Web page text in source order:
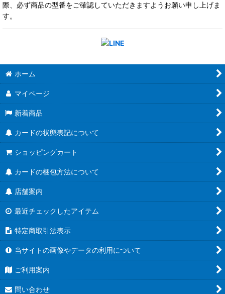
際、必ず商品の型番をご確認していただきますようお願い申し上げま
す。
ホーム
マイページ
新着商品
カードの状態表記について
ショッピングカート
カードの梱包方法について
店舗案内
最近チェックしたアイテム
特定商取引法表示
当サイトの画像やデータの利用について
ご利用案内
問い合わせ